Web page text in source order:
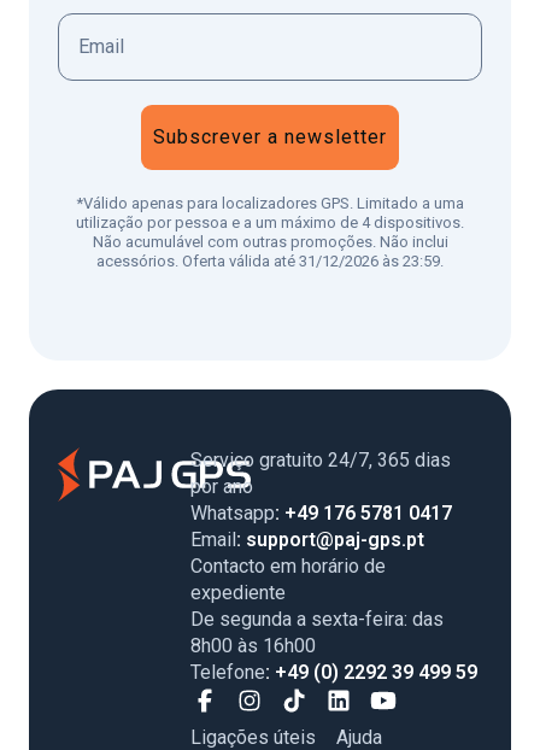
Subscrever a newsletter
*Válido apenas para localizadores GPS. Limitado a uma
utilização por pessoa e a um máximo de 4 dispositivos.
Não acumulável com outras promoções. Não inclui
acessórios. Oferta válida até 31/12/2026 às 23:59.
Serviço gratuito 24/7, 365 dias
por ano
Whatsapp: +49 176 5781 0417
Email: support@paj-gps.pt
Contacto em horário de
expediente
De segunda a sexta-feira: das
8h00 às 16h00
Telefone: +49 (0) 2292 39 499 59
Ligações úteis
Ajuda